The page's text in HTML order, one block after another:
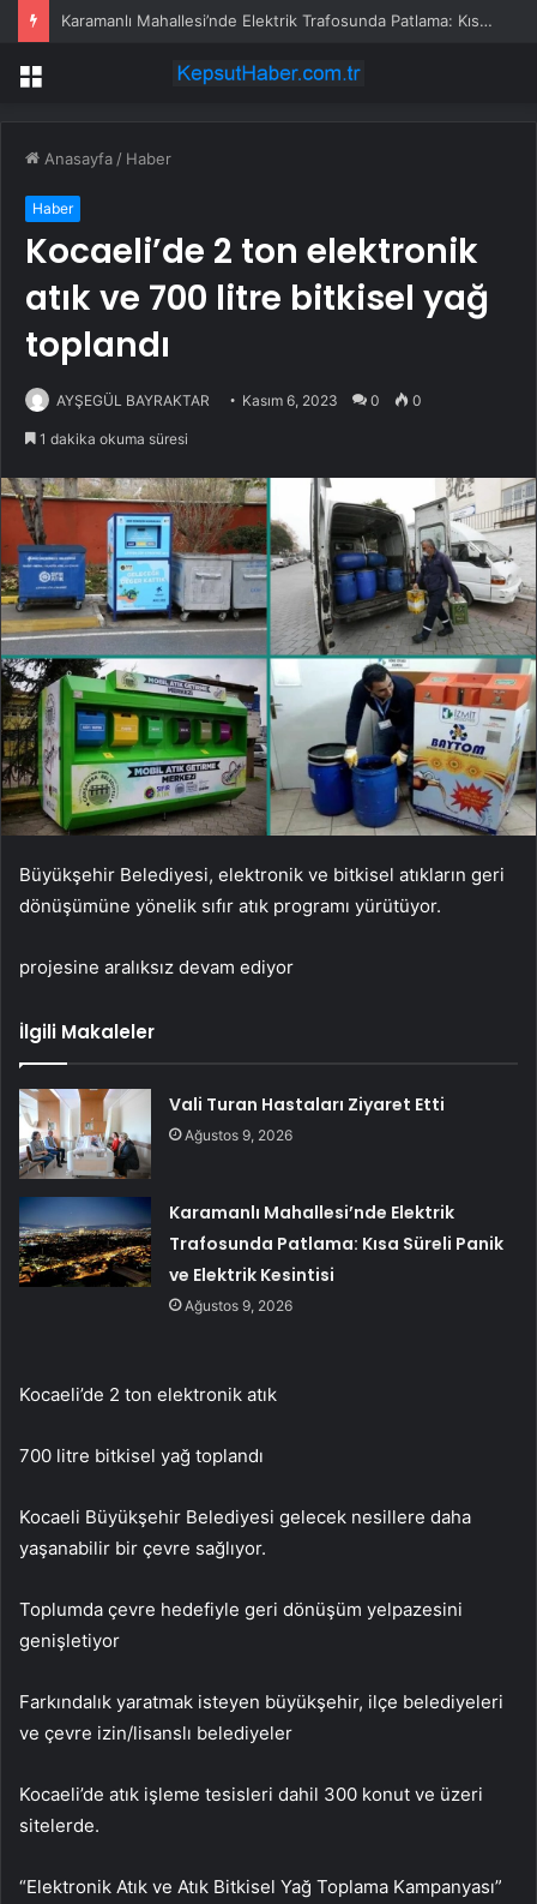
Karamanlı Mahallesi’nde Elektrik Trafosunda Patlama: Kısa Süreli Panik ve Elektrik Kesintisi
Menü
Anasayfa / Haber
Haber
Kocaeli’de 2 ton elektronik
atık ve 700 litre bitkisel yağ
toplandı
AYŞEGÜL BAYRAKTAR Kasım 6, 2023 0 0
1 dakika okuma süresi
Büyükşehir Belediyesi, elektronik ve bitkisel atıkların geri
dönüşümüne yönelik sıfır atık programı yürütüyor.
projesine aralıksız devam ediyor
İlgili Makaleler
Vali Turan Hastaları Ziyaret Etti
Ağustos 9, 2026
Karamanlı Mahallesi’nde Elektrik
Trafosunda Patlama: Kısa Süreli Panik
ve Elektrik Kesintisi
Ağustos 9, 2026
Kocaeli’de 2 ton elektronik atık
700 litre bitkisel yağ toplandı
Kocaeli Büyükşehir Belediyesi gelecek nesillere daha
yaşanabilir bir çevre sağlıyor.
Toplumda çevre hedefiyle geri dönüşüm yelpazesini
genişletiyor
Farkındalık yaratmak isteyen büyükşehir, ilçe belediyeleri
ve çevre izin/lisanslı belediyeler
Kocaeli’de atık işleme tesisleri dahil 300 konut ve üzeri
sitelerde.
“Elektronik Atık ve Atık Bitkisel Yağ Toplama Kampanyası”